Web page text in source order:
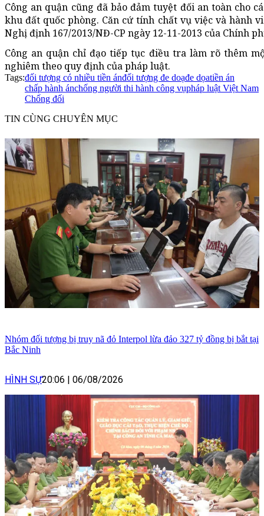
Công an quận cũng đã bảo đảm tuyệt đối an toàn cho
khu đất quốc phòng. Căn cứ tính chất vụ việc và hành
Nghị định 167/2013/NĐ-CP ngày 12-11-2013 của Chính
Công an quận chỉ đạo tiếp tục điều tra làm rõ thêm
nghiêm theo quy định của pháp luật.
Tags:đối tượng có nhiều tiền ánđối tượng đe doạđe dọatiền án
chấp hành ánchống người thi hành công vụpháp luật Việt Nam
Chống đối
TIN CÙNG CHUYÊN MỤC
Nhóm đối tượng bị truy nã đỏ Interpol lừa đảo 327 tỷ đồng bị bắt tại
Bắc Ninh
HÌNH SỰ20:06 06/08/2026